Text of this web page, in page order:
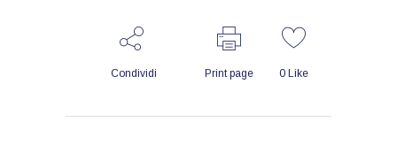
Condividi Print page 0 Like